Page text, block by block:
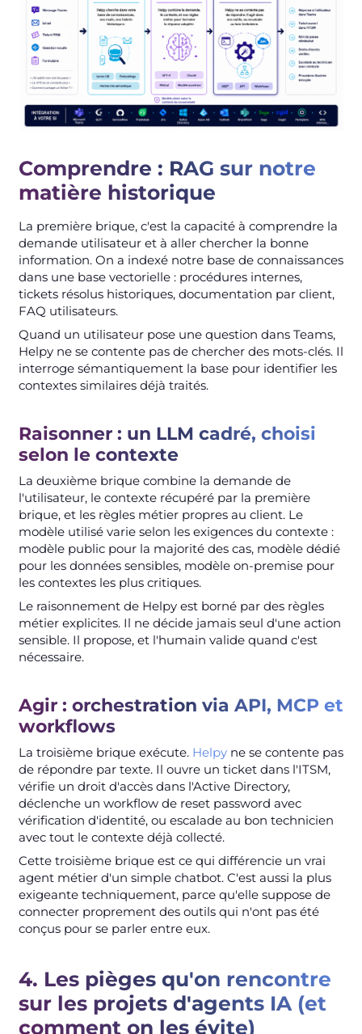
Comprendre : RAG sur notre
matière historique
La première brique, c'est la capacité à comprendre la
demande utilisateur et à aller chercher la bonne
information. On a indexé notre base de connaissances
dans une base vectorielle : procédures internes,
tickets résolus historiques, documentation par client,
FAQ utilisateurs.
Quand un utilisateur pose une question dans Teams,
Helpy ne se contente pas de chercher des mots-clés. Il
interroge sémantiquement la base pour identifier les
contextes similaires déjà traités.
Raisonner : un LLM cadré, choisi
selon le contexte
La deuxième brique combine la demande de
l'utilisateur, le contexte récupéré par la première
brique, et les règles métier propres au client. Le
modèle utilisé varie selon les exigences du contexte :
modèle public pour la majorité des cas, modèle dédié
pour les données sensibles, modèle on-premise pour
les contextes les plus critiques.
Le raisonnement de Helpy est borné par des règles
métier explicites. Il ne décide jamais seul d'une action
sensible. Il propose, et l'humain valide quand c'est
nécessaire.
Agir : orchestration via API, MCP et
workflows
La troisième brique exécute. Helpyne se contente pas
de répondre par texte. Il ouvre un ticket dans l'ITSM,
vérifie un droit d'accès dans l'Active Directory,
déclenche un workflow de reset password avec
vérification d'identité, ou escalade au bon technicien
avec tout le contexte déjà collecté.
Cette troisième brique est ce qui différencie un vrai
agent métier d'un simple chatbot. C'est aussi la plus
exigeante techniquement, parce qu'elle suppose de
connecter proprement des outils qui n'ont pas été
conçus pour se parler entre eux.
4. Les pièges qu'on rencontre
sur les projets d'agents IA (et
comment on les évite)